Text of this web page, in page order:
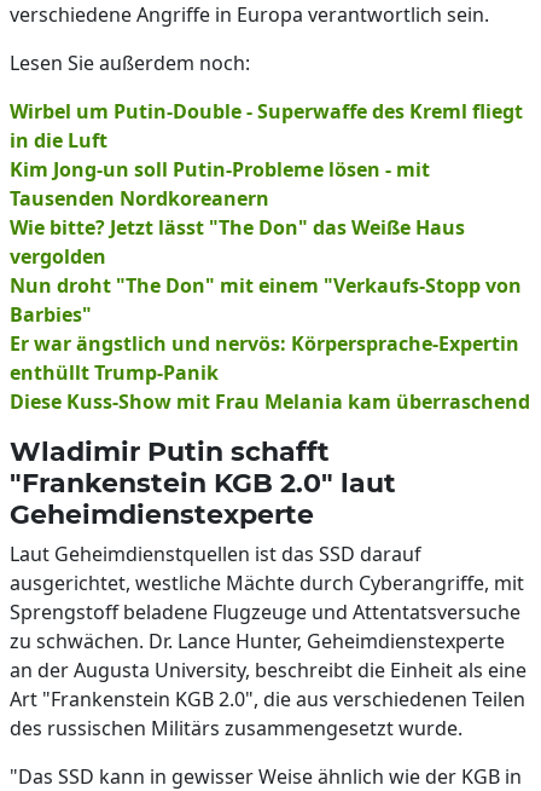
verschiedene Angriffe in Europa verantwortlich sein.
Lesen Sie außerdem noch:
Wirbel um Putin-Double - Superwaffe des Kreml fliegt
in die Luft
Kim Jong-un soll Putin-Probleme lösen - mit
Tausenden Nordkoreanern
Wie bitte? Jetzt lässt "The Don" das Weiße Haus
vergolden
Nun droht "The Don" mit einem "Verkaufs-Stopp von
Barbies"
Er war ängstlich und nervös: Körpersprache-Expertin
enthüllt Trump-Panik
Diese Kuss-Show mit Frau Melania kam überraschend
Wladimir Putin schafft
"Frankenstein KGB 2.0" laut
Geheimdienstexperte
Laut Geheimdienstquellen ist das SSD darauf
ausgerichtet, westliche Mächte durch Cyberangriffe, mit
Sprengstoff beladene Flugzeuge und Attentatsversuche
zu schwächen. Dr. Lance Hunter, Geheimdienstexperte
an der Augusta University, beschreibt die Einheit als eine
Art "Frankenstein KGB 2.0", die aus verschiedenen Teilen
des russischen Militärs zusammengesetzt wurde.
"Das SSD kann in gewisser Weise ähnlich wie der KGB in